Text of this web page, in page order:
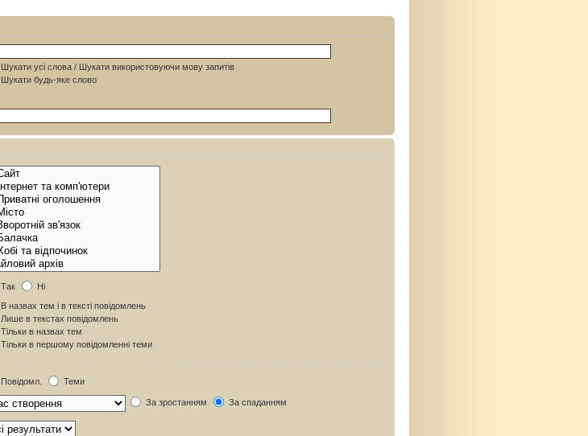
Шукати усі слова / Шукати використовуючи мову запитів
Шукати будь-яке слово
Так
Ні
В назвах тем і в тексті повідомлень
Лише в текстах повідомлень
Тільки в назвах тем
Тільки в першому повідомленні теми
Повідомл.
Теми
За зростанням За спаданням